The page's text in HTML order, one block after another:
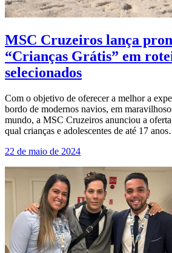
MSC Cruzeiros lança
“Crianças Grátis” em
selecionados
Com o objetivo de oferecer a melhor a
bordo de modernos navios, em
mundo, a MSC Cruzeiros anunciou a
qual crianças e adolescentes de até 17
22 de maio de 2024